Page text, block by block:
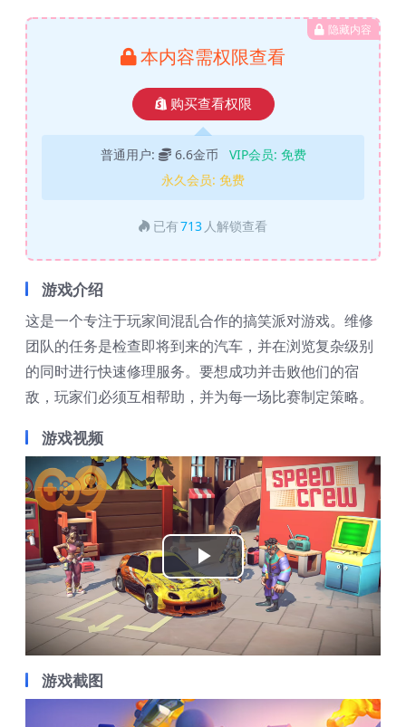
隐藏内容
本内容需权限查看
购买查看权限
普通用户: 6.6金币 VIP会员: 免费
永久会员: 免费
已有713 人解锁查看
游戏介绍
这是一个专注于玩家间混乱合作的搞笑派对游戏。维修
团队的任务是检查即将到来的汽车，并在浏览复杂级别
的同时进行快速修理服务。要想成功并击败他们的宿
敌，玩家们必须互相帮助，并为每一场比赛制定策略。
游戏视频
Play
Video
游戏截图